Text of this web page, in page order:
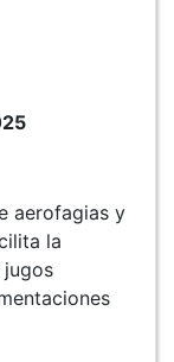
aerofagias y
la
jugos